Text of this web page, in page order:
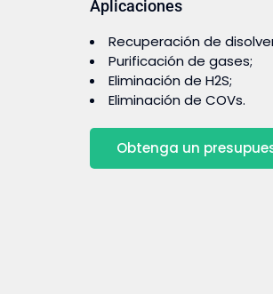
Aplicaciones
Recuperación de
Purificación de gases;
Eliminación de H2S;
Eliminación de COVs.
Obtenga un